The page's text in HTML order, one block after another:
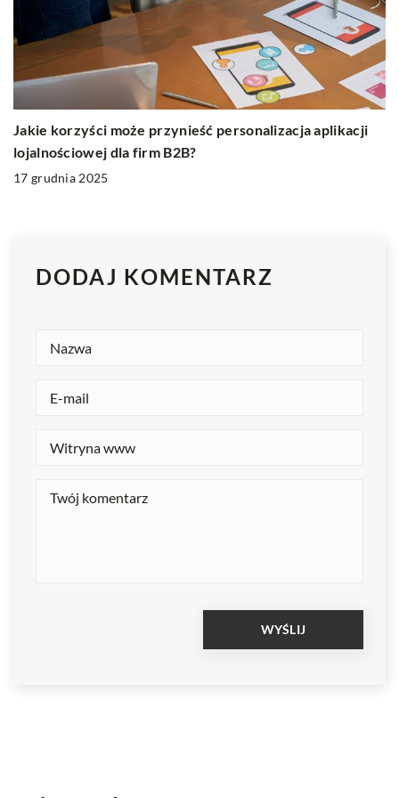
Jakie korzyści może przynieść personalizacja aplikacji
lojalnościowej dla firm B2B?
17 grudnia 2025
DODAJ KOMENTARZ